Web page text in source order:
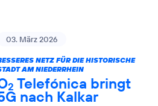
03. März 2026
NETZ FÜR DIE HISTORISCHE
AM NIEDERRHEIN
2 Telefónica bringt
nach Kalkar